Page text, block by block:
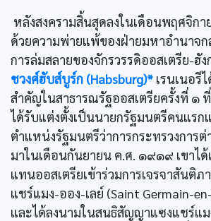
หลังสงครามสิ้นสุดลงในเดือนพฤศจิก
ด้วยความพ่ายแพ้ของฝ่ายมหาอำนาจ
การล่มสลายของจักรวรรดิออสเตรีย-ฮัง
ชวงศ์ฮับส์บูร์ก (Habsburg)* เรนเนอรี
สำคัญในสาธารณรัฐออสเตรียครั้งที่ ๑
ได้รับแต่งตั้งเป็นนายกรัฐมนตรีคนแรก
ตำแหน่งรัฐมนตรีว่าการกระทรวงการต่
มาในเดือนกันยายน ค.ศ. ๑๙๑๙ เขา
แทนออสเตรียเข้าร่วมการเจรจาสันติ
แชร์แมง-ออง-เลย์ (Saint Germain-
และได้ลงนามในสนธิสัญญาแซงแชร์แ